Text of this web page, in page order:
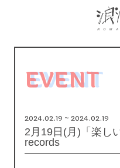
EVENT
2024.02.19 ~ 2024.02.19
2月19日(月)「楽し
records